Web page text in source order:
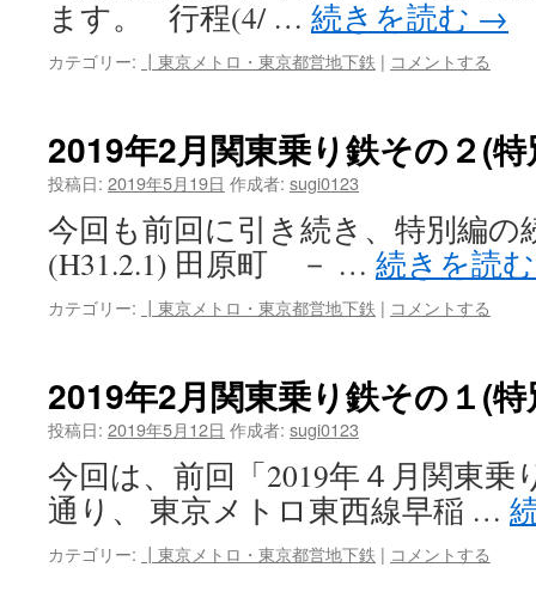
ます。 行程(4/ … 続きを読む →
カテゴリー: ┃東京メトロ・東京都営地下鉄 | コメントする
2019年2月関東乗り鉄その２(特
投稿日: 2019年5月19日 作成者: sugi0123
今回も前回に引き続き、特別編
(H31.2.1) 田原町 － … 続きを読
カテゴリー: ┃東京メトロ・東京都営地下鉄 | コメントする
2019年2月関東乗り鉄その１(特
投稿日: 2019年5月12日 作成者: sugi0123
今回は、前回「2019年４月関東乗
通り、 東京メトロ東西線早稲 …
カテゴリー: ┃東京メトロ・東京都営地下鉄 | コメントする